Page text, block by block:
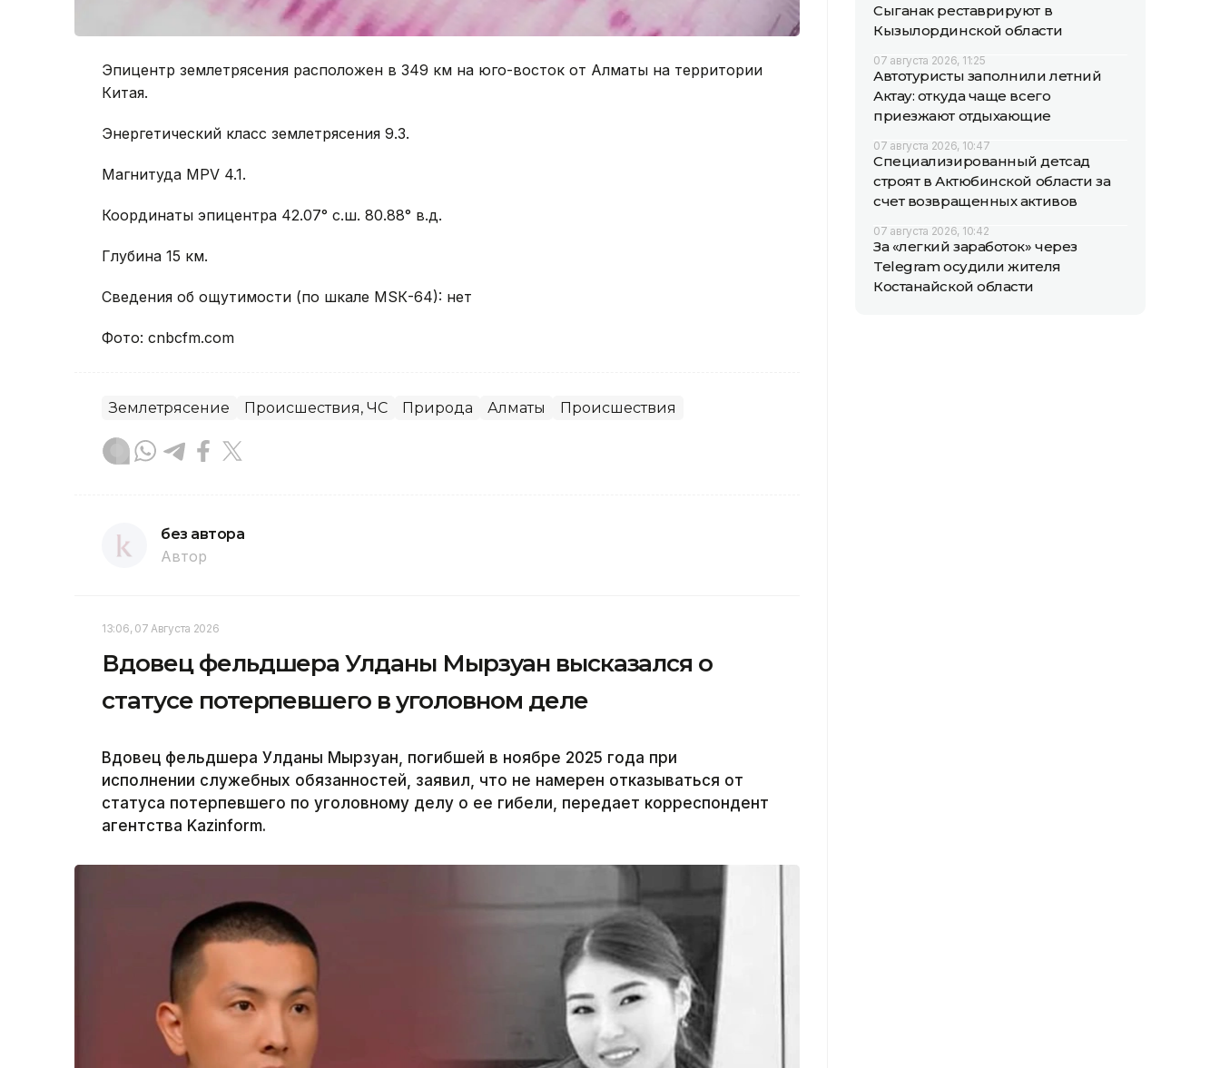
Эпицентр землетрясения расположен в 349 км на юго-восток от Алматы на территории
Китая.
Энергетический класс землетрясения 9.3.
Магнитуда MPV 4.1.
Координаты эпицентра 42.07° с.ш. 80.88° в.д.
Глубина 15 км.
Сведения об ощутимости (по шкале МSК-64): нет
Фото: cnbcfm.com
Землетрясение Происшествия, ЧС Природа Алматы Происшествия
без автора
Автор
13:06, 07 Августа 2026
Вдовец фельдшера Улданы Мырзуан высказался о
статусе потерпевшего в уголовном деле
Вдовец фельдшера Улданы Мырзуан, погибшей в ноябре 2025 года при
исполнении служебных обязанностей, заявил, что не намерен отказываться от
статуса потерпевшего по уголовному делу о ее гибели, передает корреспондент
агентства Kazinform.
Сыганак реставрируют в
Кызылординской области
07 августа 2026, 11:25
Автотуристы заполнили летний
Актау: откуда чаще всего
приезжают отдыхающие
07 августа 2026, 10:47
Специализированный детсад
строят в Актюбинской области за
счет возвращенных активов
07 августа 2026, 10:42
За «легкий заработок» через
Telegram осудили жителя
Костанайской области